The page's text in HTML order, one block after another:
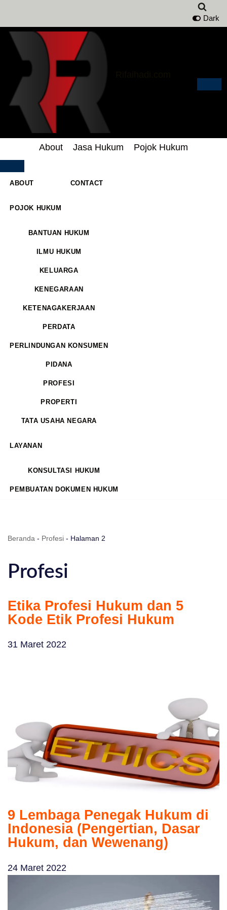
Lompat
ke
konten
Dark
About Jasa Hukum Pojok Hukum
ABOUT CONTACT
POJOK HUKUM
BANTUAN HUKUM
ILMU HUKUM
KELUARGA
KENEGARAAN
KETENAGAKERJAAN
PERDATA
PERLINDUNGAN KONSUMEN
PIDANA
PROFESI
PROPERTI
TATA USAHA NEGARA
LAYANAN
KONSULTASI HUKUM
PEMBUATAN DOKUMEN HUKUM
Beranda - Profesi - Halaman 2
Profesi
Etika Profesi Hukum dan 5
Kode Etik Profesi Hukum
31 Maret 2022
9 Lembaga Penegak Hukum di
Indonesia (Pengertian, Dasar
Hukum, dan Wewenang)
24 Maret 2022